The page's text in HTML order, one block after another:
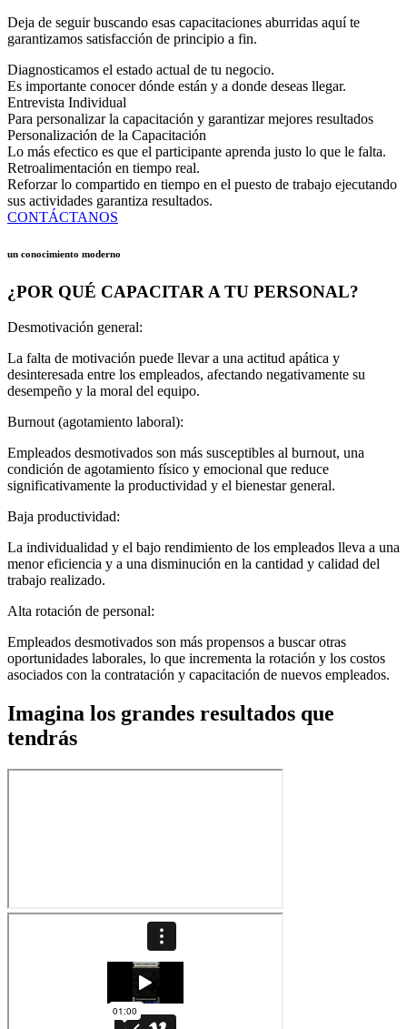
Deja de seguir buscando esas capacitaciones aburridas aquí te
garantizamos satisfacción de principio a fin.
Diagnosticamos el estado actual de tu negocio.
Es importante conocer dónde están y a donde deseas llegar.
Entrevista Individual
Para personalizar la capacitación y garantizar mejores resultados
Personalización de la Capacitación
Lo más efectico es que el participante aprenda justo lo que le falta.
Retroalimentación en tiempo real.
Reforzar lo compartido en tiempo en el puesto de trabajo ejecutando
sus actividades garantiza resultados.
CONTÁCTANOS
un conocimiento moderno
¿POR QUÉ CAPACITAR A TU PERSONAL?
Desmotivación general:
La falta de motivación puede llevar a una actitud apática y
desinteresada entre los empleados, afectando negativamente su
desempeño y la moral del equipo.
Burnout (agotamiento laboral):
Empleados desmotivados son más susceptibles al burnout, una
condición de agotamiento físico y emocional que reduce
significativamente la productividad y el bienestar general.
Baja productividad:
La individualidad y el bajo rendimiento de los empleados lleva a una
menor eficiencia y a una disminución en la cantidad y calidad del
trabajo realizado.
Alta rotación de personal:
Empleados desmotivados son más propensos a buscar otras
oportunidades laborales, lo que incrementa la rotación y los costos
asociados con la contratación y capacitación de nuevos empleados.
Imagina los grandes resultados que
tendrás